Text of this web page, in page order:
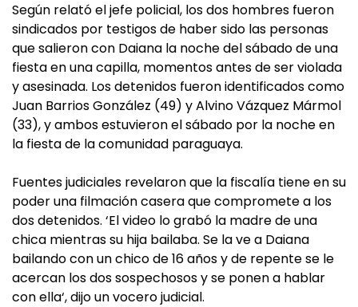
Según relató el jefe policial, los dos hombres fueron
sindicados por testigos de haber sido las personas
que salieron con Daiana la noche del sábado de una
fiesta en una capilla, momentos antes de ser violada
y asesinada. Los detenidos fueron identificados como
Juan Barrios González (49) y Alvino Vázquez Mármol
(33), y ambos estuvieron el sábado por la noche en
la fiesta de la comunidad paraguaya.
Fuentes judiciales revelaron que la fiscalía tiene en su
poder una filmación casera que compromete a los
dos detenidos. ‘El video lo grabó la madre de una
chica mientras su hija bailaba. Se la ve a Daiana
bailando con un chico de 16 años y de repente se le
acercan los dos sospechosos y se ponen a hablar
con ella‘, dijo un vocero judicial.